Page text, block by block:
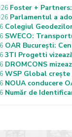
Foster +
Parlamentul a
Colegiul
SWECO:
OAR București:
3TI Progetti
DROMCONS
WSP Global crește
NOUA conducere
Număr de